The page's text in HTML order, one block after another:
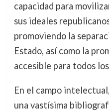
capacidad para
sus ideales
promoviendo la
Estado, así como la
accesible para todos
En el campo
una vastísima